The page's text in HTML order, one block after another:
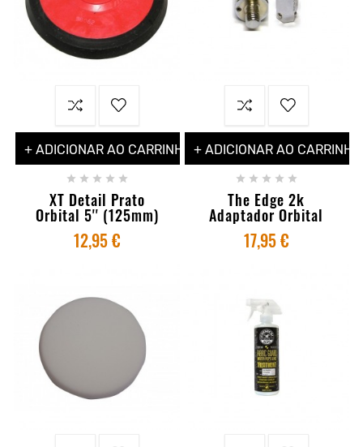
+ ADICIONAR AO CARRINHO
    
XT Detail Prato
Orbital 5'' (125mm)
12,95 €
+ ADICIONAR AO CARRINHO
    
The Edge 2k
Adaptador Orbital
17,95 €